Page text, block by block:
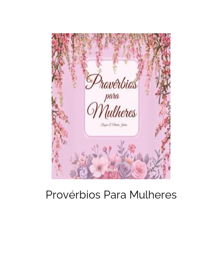
Provérbios Para Mulheres